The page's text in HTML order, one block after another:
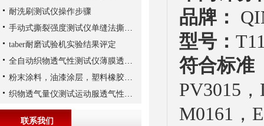
品牌：
型号：
符合标准
PV3015
M0161，
耐洗刷测试仪操作步骤
手动式撕裂强度测试仪单缝法撕裂原理
taber耐磨试验机实验结果评定
全自动织物透气性测试仪薄膜透气性实验
粉末涂料，油漆涂层，塑料橡胶，印刷油墨氙灯试验标准
织物透气量仪测试运动服透气性解析
联系我们